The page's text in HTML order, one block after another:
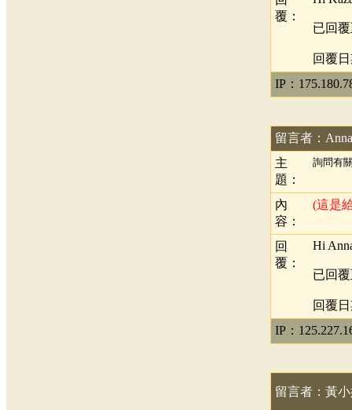
覆：
已回
回覆日
IP：
留言者：Anna
主
題：
詢問有
內
容：
(這是
回
覆：
Hi
已回
回覆日
IP：
留言者：黃